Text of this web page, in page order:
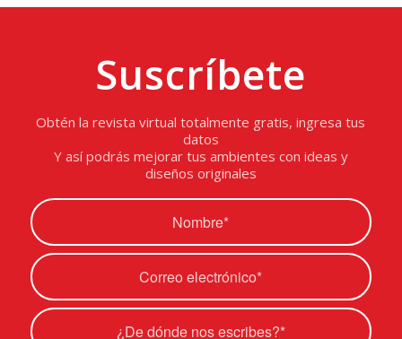
Suscríbete
Obtén la revista virtual totalmente gratis, ingresa tus
datos
Y así podrás mejorar tus ambientes con ideas y
diseños originales